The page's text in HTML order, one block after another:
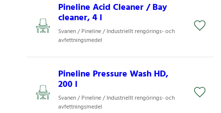
Pineline Acid Cleaner / Bay
cleaner, 4 l
Svanen / Pineline / Industriellt rengörings- och
avfettningsmedel
Pineline Pressure Wash HD,
200 l
Svanen / Pineline / Industriellt rengörings- och
avfettningsmedel